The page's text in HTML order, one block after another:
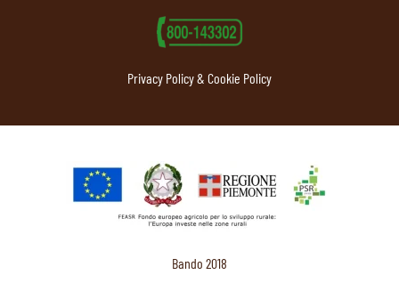
Privacy Policy & Cookie Policy
Bando 2018